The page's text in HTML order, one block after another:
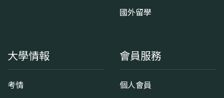
國外留學
大學情報
考情
會員服務
個人會員